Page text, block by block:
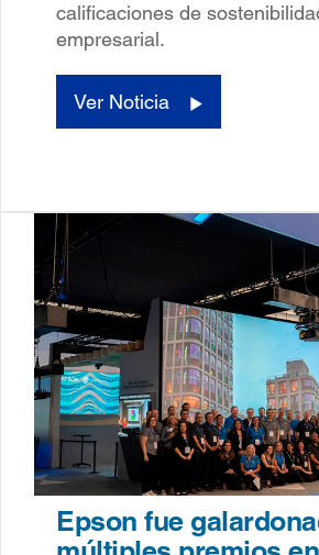
calificaciones de
empresarial.
Ver Noticia
Epson fue